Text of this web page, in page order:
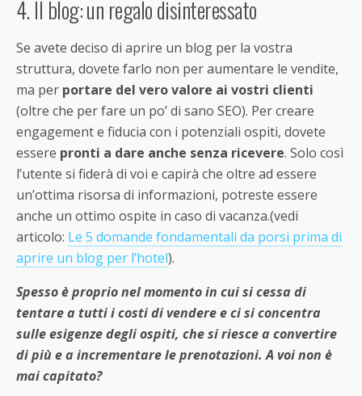
4. Il blog: un regalo disinteressato
Se avete deciso di aprire un blog per la vostra
struttura, dovete farlo non per aumentare le vendite,
ma per portare del vero valore ai vostri clienti
(oltre che per fare un po’ di sano SEO). Per creare
engagement e fiducia con i potenziali ospiti, dovete
essere pronti a dare anche senza ricevere. Solo così
l’utente si fiderà di voi e capirà che oltre ad essere
un’ottima risorsa di informazioni, potreste essere
anche un ottimo ospite in caso di vacanza.(vedi
articolo: Le 5 domande fondamentali da porsi prima di
aprire un blog per l’hotel).
Spesso è proprio nel momento in cui si cessa di
tentare a tutti i costi di vendere e ci si concentra
sulle esigenze degli ospiti, che si riesce a convertire
di più e a incrementare le prenotazioni. A voi non è
mai capitato?